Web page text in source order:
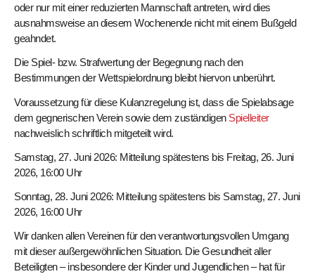
oder nur mit einer reduzierten Mannschaft antreten, wird dies
ausnahmsweise an diesem Wochenende nicht mit einem Bußgeld
geahndet.
Die Spiel- bzw. Strafwertung der Begegnung nach den
Bestimmungen der Wettspielordnung bleibt hiervon unberührt.
Voraussetzung für diese Kulanzregelung ist, dass die Spielabsage
dem gegnerischen Verein sowie dem zuständigen Spielleiter
nachweislich schriftlich mitgeteilt wird.
Samstag, 27. Juni 2026: Mitteilung spätestens bis Freitag, 26. Juni
2026, 16:00 Uhr
Sonntag, 28. Juni 2026: Mitteilung spätestens bis Samstag, 27. Juni
2026, 16:00 Uhr
Wir danken allen Vereinen für den verantwortungsvollen Umgang
mit dieser außergewöhnlichen Situation. Die Gesundheit aller
Beteiligten – insbesondere der Kinder und Jugendlichen – hat für